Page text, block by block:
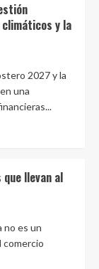
y la
2027 y la
una
que llevan al
no es un
comercio